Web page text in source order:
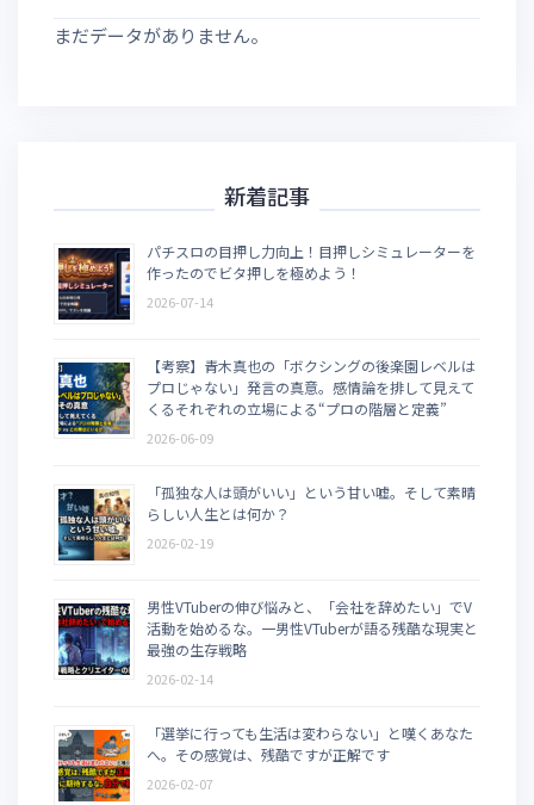
まだデータがありません。
新着記事
パチスロの目押し力向上！目押しシミュレーターを
作ったのでビタ押しを極めよう！
2026-07-14
【考察】青木真也の「ボクシングの後楽園レベルは
プロじゃない」発言の真意。感情論を排して見えて
くるそれぞれの立場による“プロの階層と定義”
2026-06-09
「孤独な人は頭がいい」という甘い嘘。そして素晴
らしい人生とは何か？
2026-02-19
男性VTuberの伸び悩みと、「会社を辞めたい」でV
活動を始めるな。一男性VTuberが語る残酷な現実と
最強の生存戦略
2026-02-14
「選挙に行っても生活は変わらない」と嘆くあなた
へ。その感覚は、残酷ですが正解です
2026-02-07